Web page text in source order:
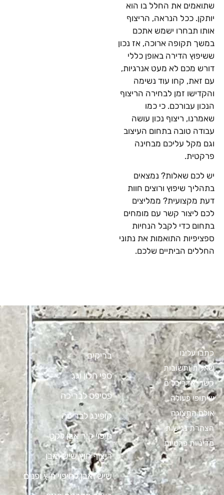
שתואמים את החלל בו הוא
יותקן. ככל הנראה, הריצוף
אותו תבחרו ישמש אתכם
במשך תקופה ארוכה, אז נכון
ששיפוץ הדירה באופן כללי
דורש מכם לא מעט אנרגיות,
עם זאת, קחו עוד נשימה
והקדישו זמן לבחירה הריצוף
הנכון עבורכם. כי כמו
שאמרנו, ריצוף נכון עושה
עבודה טובה בתחום העיצוב
וגם מקל עליכם מבחינה
פרקטית.
יש לכם שאלות? נמצאים
בתהליך שיפוץ ורוצים חוות
דעת מקצועית? ממליצים
לכם ליצור קשר עם מומחים
בתחום כדי לקבל הנחיות
ספציפיות התואמות את נתוני
החללים הביתיים שלכם.
כתבו עלינו
שאלות ותשובות
קשרי אדריכלים
שיתופי פעולה
אולם התצוגה
הצהרת נגישות
מדיניות פרטיות
בריקים
ספי חלון וגג
פסיפס לבריכה
קופינג לבריכה
חיפוי קיר אבן לקט
ריצוף חוץ שיש ואבן
שיש ואבן לחיפוי חוץ ופנים